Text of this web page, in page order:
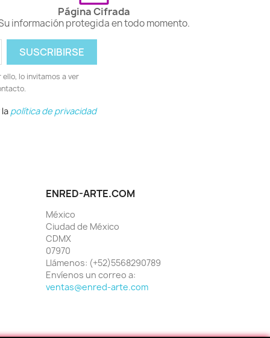
Página Cifrada
información protegida en todo momento.
lo invitamos a ver
política de privacidad
ENRED-ARTE.COM
México
Ciudad de México
CDMX
07970
Llámenos: (+52)5568290789
Envíenos un correo a:
ventas@enred-arte.com